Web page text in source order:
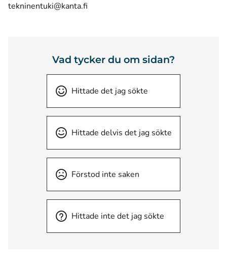
tekninentuki@kanta.fi
Vad tycker du om sidan?
Hittade det jag sökte
Hittade delvis det jag sökte
Förstod inte saken
Hittade inte det jag sökte